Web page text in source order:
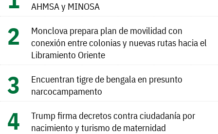
AHMSA y MINOSA
Monclova prepara plan de movilidad con
conexión entre colonias y nuevas rutas hacia el
Libramiento Oriente
Encuentran tigre de bengala en presunto
narcocampamento
Trump firma decretos contra ciudadanía por
nacimiento y turismo de maternidad